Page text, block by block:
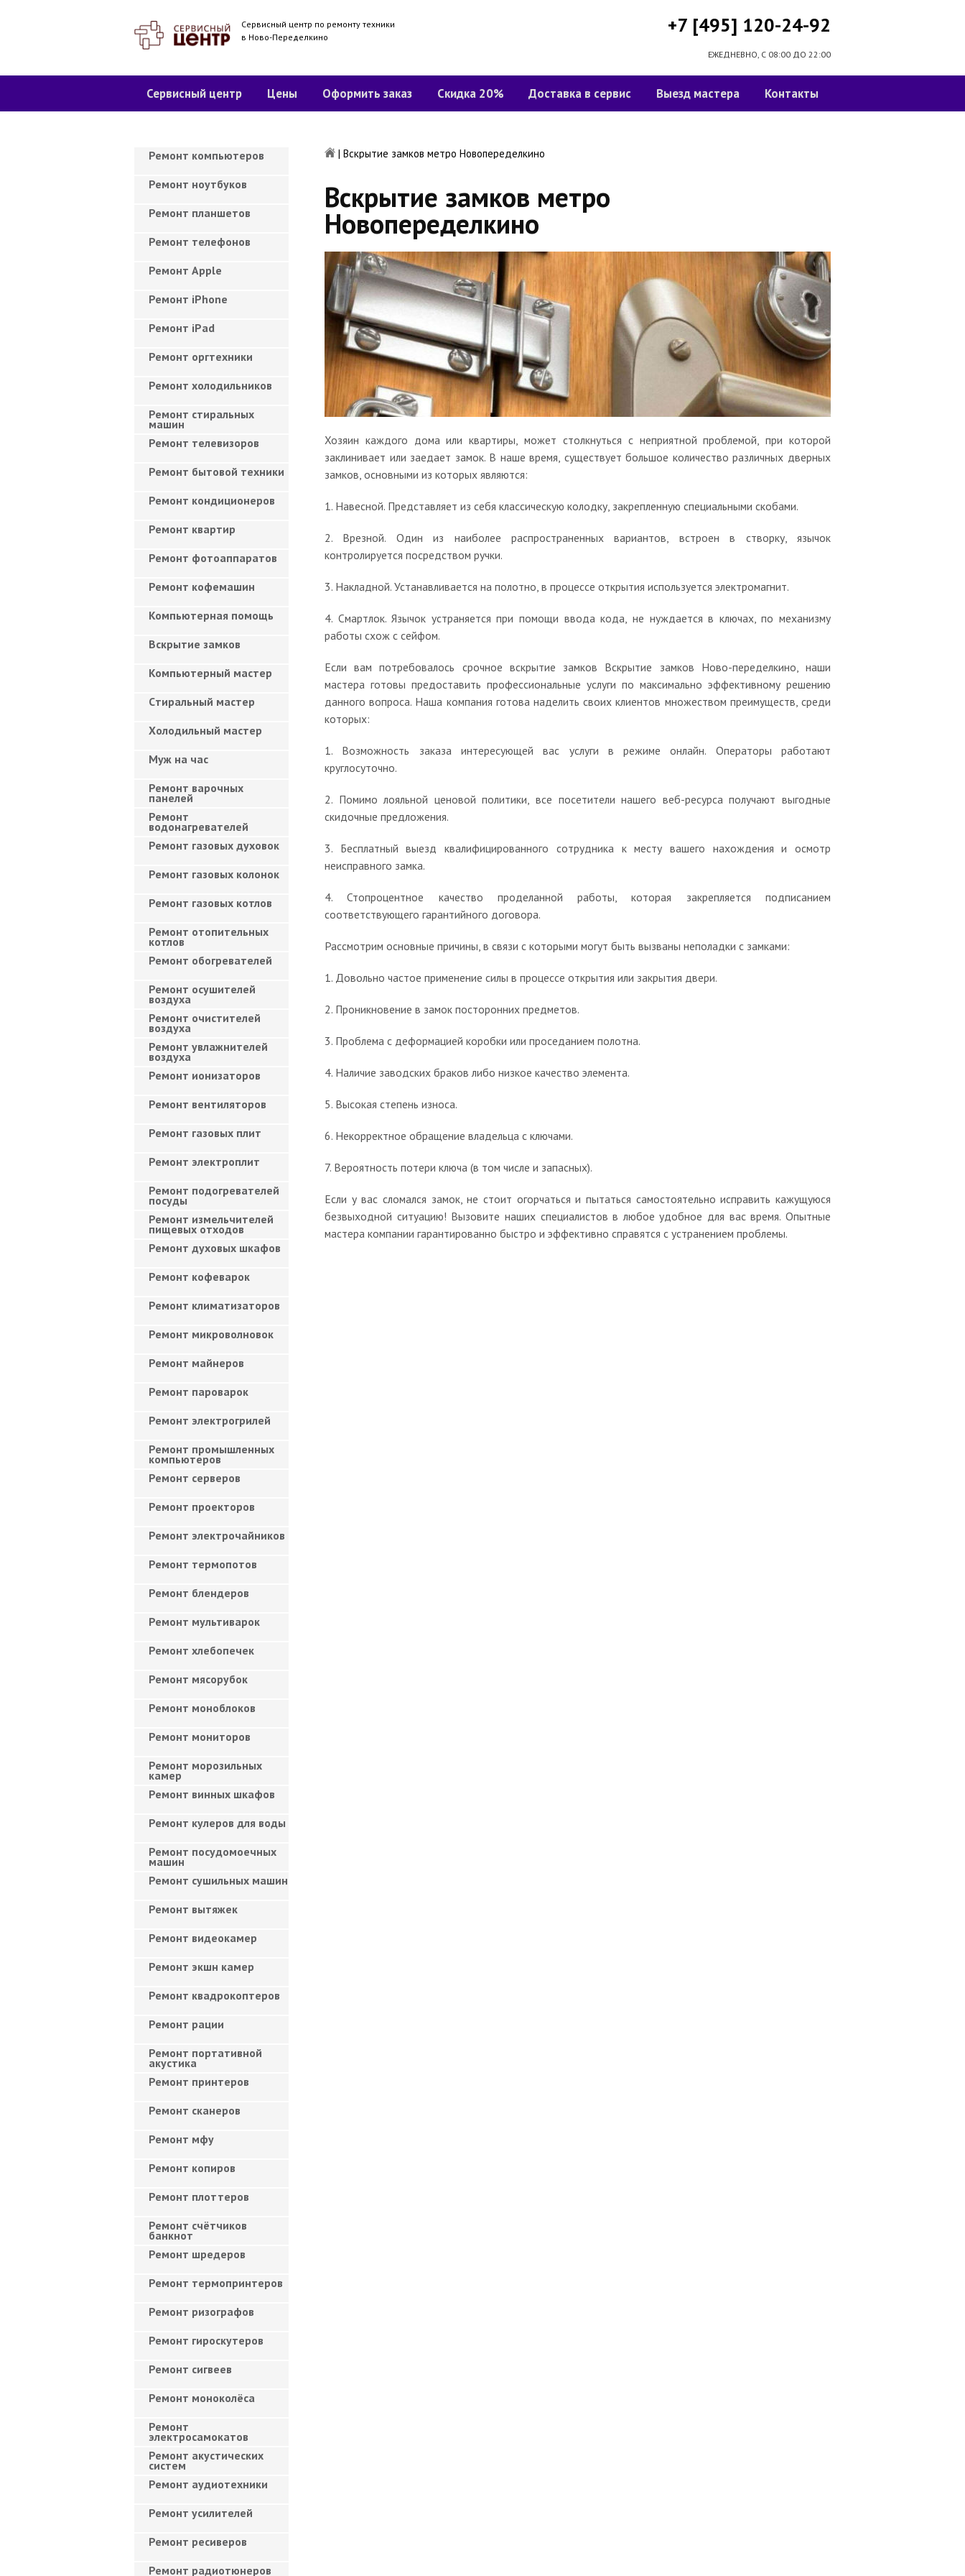
Сервисный центр по ремонту техники
в Ново-Переделкино
+7 [495] 120-24-92
ЕЖЕДНЕВНО, С 08:00 ДО 22:00
Сервисный центр Цены Оформить заказ Скидка 20% Доставка в сервис Выезд мастера Контакты
| Вскрытие замков метро Новопеределкино
Вскрытие замков метро
Новопеределкино
Хозяин каждого дома или квартиры, может столкнуться с неприятной проблемой, при которой
заклинивает или заедает замок. В наше время, существует большое количество различных дверных
замков, основными из которых являются:
1. Навесной. Представляет из себя классическую колодку, закрепленную специальными скобами.
2. Врезной. Один из наиболее распространенных вариантов, встроен в створку, язычок
контролируется посредством ручки.
3. Накладной. Устанавливается на полотно, в процессе открытия используется электромагнит.
4. Смартлок. Язычок устраняется при помощи ввода кода, не нуждается в ключах, по механизму
работы схож с сейфом.
Если вам потребовалось срочное вскрытие замков Вскрытие замков Ново-переделкино, наши
мастера готовы предоставить профессиональные услуги по максимально эффективному решению
данного вопроса. Наша компания готова наделить своих клиентов множеством преимуществ, среди
которых:
1. Возможность заказа интересующей вас услуги в режиме онлайн. Операторы работают
круглосуточно.
2. Помимо лояльной ценовой политики, все посетители нашего веб-ресурса получают выгодные
скидочные предложения.
3. Бесплатный выезд квалифицированного сотрудника к месту вашего нахождения и осмотр
неисправного замка.
4. Стопроцентное качество проделанной работы, которая закрепляется подписанием
соответствующего гарантийного договора.
Рассмотрим основные причины, в связи с которыми могут быть вызваны неполадки с замками:
1. Довольно частое применение силы в процессе открытия или закрытия двери.
2. Проникновение в замок посторонних предметов.
3. Проблема с деформацией коробки или проседанием полотна.
4. Наличие заводских браков либо низкое качество элемента.
5. Высокая степень износа.
6. Некорректное обращение владельца с ключами.
7. Вероятность потери ключа (в том числе и запасных).
Если у вас сломался замок, не стоит огорчаться и пытаться самостоятельно исправить кажущуюся
безвыходной ситуацию! Вызовите наших специалистов в любое удобное для вас время. Опытные
мастера компании гарантированно быстро и эффективно справятся с устранением проблемы.
Ремонт компьютеров
Ремонт ноутбуков
Ремонт планшетов
Ремонт телефонов
Ремонт Apple
Ремонт iPhone
Ремонт iPad
Ремонт оргтехники
Ремонт холодильников
Ремонт стиральных
машин
Ремонт телевизоров
Ремонт бытовой техники
Ремонт кондиционеров
Ремонт квартир
Ремонт фотоаппаратов
Ремонт кофемашин
Компьютерная помощь
Вскрытие замков
Компьютерный мастер
Cтиральный мастер
Холодильный мастер
Муж на час
Ремонт варочных
панелей
Ремонт
водонагревателей
Ремонт газовых духовок
Ремонт газовых колонок
Ремонт газовых котлов
Ремонт отопительных
котлов
Ремонт обогревателей
Ремонт осушителей
воздуха
Ремонт очистителей
воздуха
Ремонт увлажнителей
воздуха
Ремонт ионизаторов
Ремонт вентиляторов
Ремонт газовых плит
Ремонт электроплит
Ремонт подогревателей
посуды
Ремонт измельчителей
пищевых отходов
Ремонт духовых шкафов
Ремонт кофеварок
Ремонт климатизаторов
Ремонт микроволновок
Ремонт майнеров
Ремонт пароварок
Ремонт электрогрилей
Ремонт промышленных
компьютеров
Ремонт серверов
Ремонт проекторов
Ремонт электрочайников
Ремонт термопотов
Ремонт блендеров
Ремонт мультиварок
Ремонт хлебопечек
Ремонт мясорубок
Ремонт моноблоков
Ремонт мониторов
Ремонт морозильных
камер
Ремонт винных шкафов
Ремонт кулеров для воды
Ремонт посудомоечных
машин
Ремонт сушильных машин
Ремонт вытяжек
Ремонт видеокамер
Ремонт экшн камер
Ремонт квадрокоптеров
Ремонт рации
Ремонт портативной
акустика
Ремонт принтеров
Ремонт сканеров
Ремонт мфу
Ремонт копиров
Ремонт плоттеров
Ремонт счётчиков
банкнот
Ремонт шредеров
Ремонт термопринтеров
Ремонт ризографов
Ремонт гироскутеров
Ремонт сигвеев
Ремонт моноколёса
Ремонт
электросамокатов
Ремонт акустических
систем
Ремонт аудиотехники
Ремонт усилителей
Ремонт ресиверов
Ремонт радиотюнеров